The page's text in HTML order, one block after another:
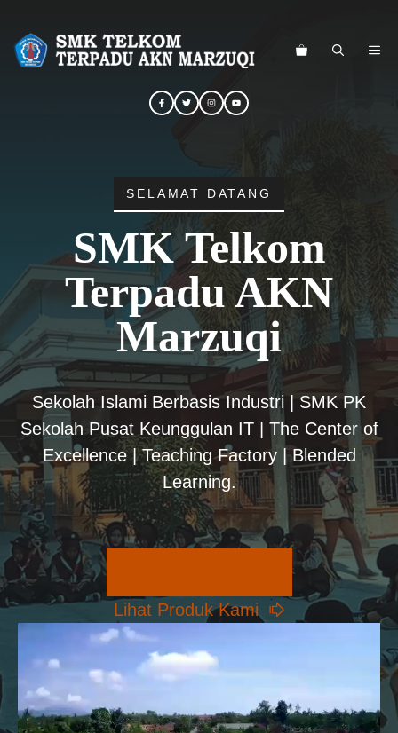
SELAMAT DATANG
SMK Telkom
Terpadu AKN
Marzuqi
Sekolah Islami Berbasis Industri | SMK PK
Sekolah Pusat Keunggulan IT | The Center of
Excellence | Teaching Factory | Blended
Learning.
Lihat Produk Kami